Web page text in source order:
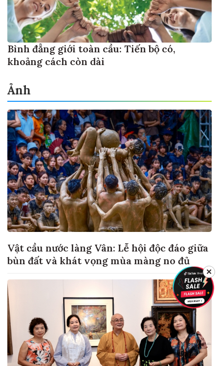
Bình đẳng giới toàn cầu: Tiến bộ có,
khoảng cách còn dài
Ảnh
Vật cầu nước làng Vân: Lễ hội độc đáo giữa
bùn đất và khát vọng mùa màng no đủ
✕